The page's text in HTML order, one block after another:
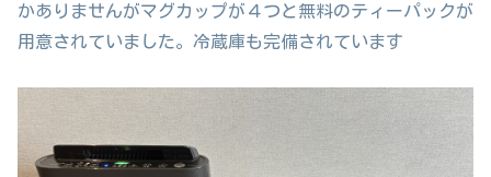
かありませんがマグカップが４つと無料のティーパックが
用意されていました。冷蔵庫も完備されています